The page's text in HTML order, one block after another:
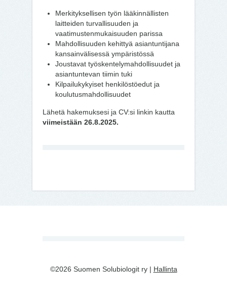
Merkityksellisen työn lääkinnällisten
laitteiden turvallisuuden ja
vaatimustenmukaisuuden parissa
Mahdollisuuden kehittyä asiantuntijana
kansainvälisessä ympäristössä
Joustavat työskentelymahdollisuudet ja
asiantuntevan tiimin tuki
Kilpailukykyiset henkilöstöedut ja
koulutusmahdollisuudet
Lähetä hakemuksesi ja CV:si linkin kautta
viimeistään 26.8.2025.
©2026 Suomen Solubiologit ry | Hallinta